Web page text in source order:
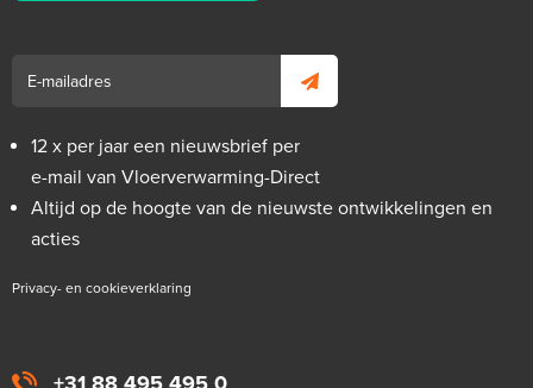
12 x per jaar een nieuwsbrief per
e-mail van Vloerverwarming-Direct
Altijd op de hoogte van de nieuwste ontwikkelingen en
acties
Privacy- en cookieverklaring